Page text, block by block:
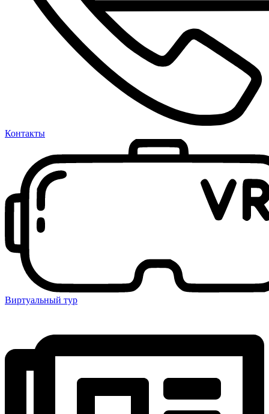
Контакты
Виртуальный тур